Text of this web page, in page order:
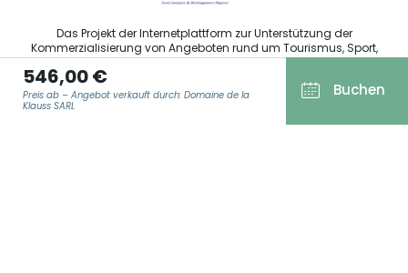
546,00 €
Preis ab – Angebot verkauft durch: Domaine de la
Klauss SARL
Buchen
Das Projekt der Internetplattform zur Unterstützung der
Kommerzialisierung von Angeboten rund um Tourismus, Sport,
Kultur und Weintourismus in der Region Grand Est wurde im
Rahmen der Maßnahmen der Europäischen Union zur
Abfederung der COVID-19-Pandemie vom Europäischen Fonds